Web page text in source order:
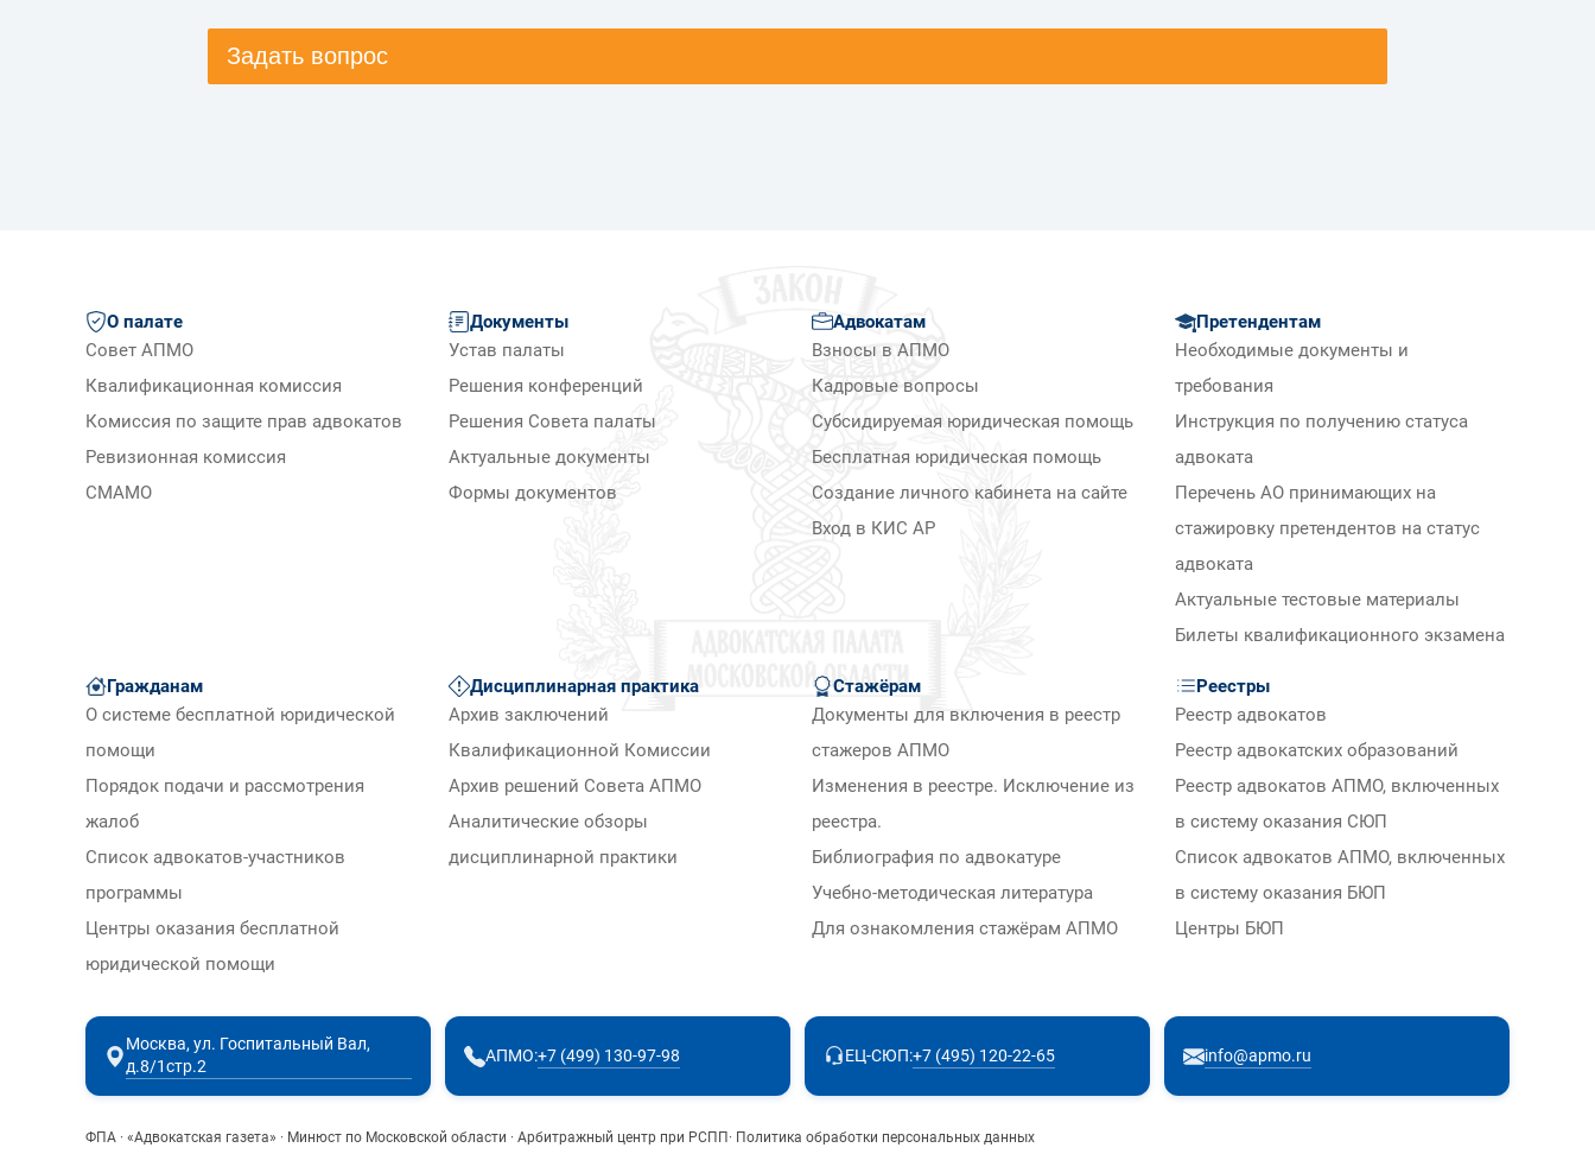
Задать вопрос
О палате
Совет АПМО
Квалификационная комиссия
Комиссия по защите прав адвокатов
Ревизионная комиссия
СМАМО
Документы
Устав палаты
Решения конференций
Решения Совета палаты
Актуальные документы
Формы документов
Адвокатам
Взносы в АПМО
Кадровые вопросы
Субсидируемая юридическая помощь
Бесплатная юридическая помощь
Создание личного кабинета на сайте
Вход в КИС АР
Претендентам
Необходимые документы и
требования
Инструкция по получению статуса
адвоката
Перечень АО принимающих на
стажировку претендентов на статус
адвоката
Актуальные тестовые материалы
Билеты квалификационного экзамена
Гражданам
О системе бесплатной юридической
помощи
Порядок подачи и рассмотрения
жалоб
Список адвокатов-участников
программы
Центры оказания бесплатной
юридической помощи
Дисциплинарная практика
Архив заключений
Квалификационной Комиссии
Архив решений Совета АПМО
Аналитические обзоры
дисциплинарной практики
Стажёрам
Документы для включения в реестр
стажеров АПМО
Изменения в реестре. Исключение из
реестра.
Библиография по адвокатуре
Учебно-методическая литература
Для ознакомления стажёрам АПМО
Реестры
Реестр адвокатов
Реестр адвокатских образований
Реестр адвокатов АПМО, включенных
в систему оказания СЮП
Список адвокатов АПМО, включенных
в систему оказания БЮП
Центры БЮП
Москва, ул. Госпитальный Вал,
д.8/1стр.2
АПМО:+7 (499) 130-97-98 ЕЦ-СЮП:+7 (495) 120-22-65 info@apmo.ru
ФПА · «Адвокатская газета» · Минюст по Московской области · Арбитражный центр при РСПП · Политика обработки персональных данных